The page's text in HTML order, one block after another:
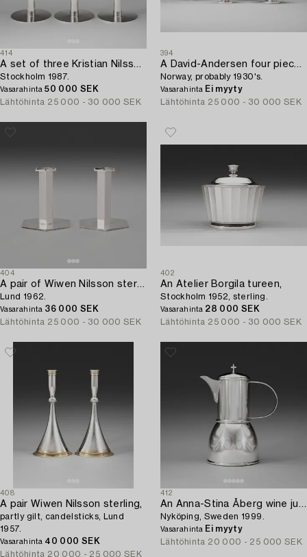
414
A set of three Kristian Nilsson sterling candlesticks,
Stockholm 1987.
Vasarahinta50 000 SEK
Lähtöhinta 25 000 - 30 000 SEK
394
A David-Andersen four pieces tea- and coffee service,
Norway, probably 1930's.
Vasarahinta Ei myyty
Lähtöhinta 25 000 - 30 000 SEK
404
A pair of Wiwen Nilsson sterling candlesticks,
Lund 1962.
Vasarahinta 36 000 SEK
Lähtöhinta 25 000 - 30 000 SEK
402
An Atelier Borgila tureen,
Stockholm 1952, sterling.
Vasarahinta 28 000 SEK
Lähtöhinta 25 000 - 30 000 SEK
408
A pair Wiwen Nilsson sterling,
partly gilt, candelsticks, Lund
1957.
Vasarahinta 40 000 SEK
Lähtöhinta 20 000 - 25 000 SEK
412
An Anna-Stina Åberg wine jug,
Nyköping, Sweden 1999.
Vasarahinta Ei myyty
Lähtöhinta 20 000 - 25 000 SEK